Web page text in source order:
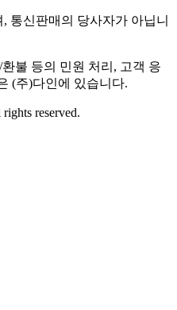
통신판매의 당사자가 아닙니
불 등의 민원 처리, 고객 응
(주)다인에 있습니다.
reserved.